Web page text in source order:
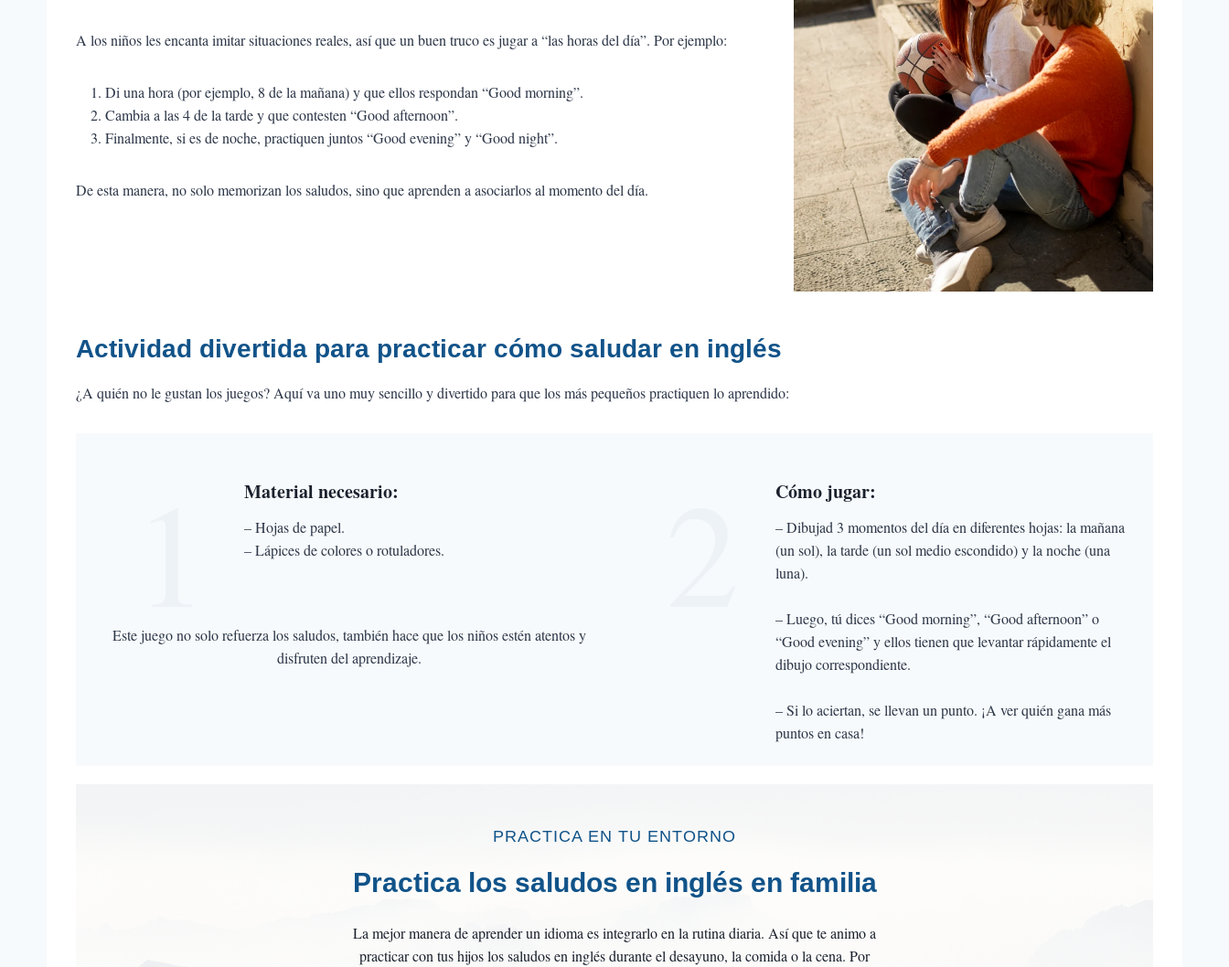
A los niños les encanta imitar situaciones reales, así que un buen truco es jugar a “las horas del día”. Por ejemplo:
Di una hora (por ejemplo, 8 de la mañana) y que ellos respondan “Good morning”.
Cambia a las 4 de la tarde y que contesten “Good afternoon”.
Finalmente, si es de noche, practiquen juntos “Good evening” y “Good night”.
De esta manera, no solo memorizan los saludos, sino que aprenden a asociarlos al momento del día.
Actividad divertida para practicar cómo saludar en inglés
¿A quién no le gustan los juegos? Aquí va uno muy sencillo y divertido para que los más pequeños practiquen lo aprendido:
Material necesario:
– Hojas de papel.
– Lápices de colores o rotuladores.
Este juego no solo refuerza los saludos, también hace que los niños estén atentos y
disfruten del aprendizaje.
Cómo jugar:
– Dibujad 3 momentos del día en diferentes hojas: la mañana
(un sol), la tarde (un sol medio escondido) y la noche (una
luna).
– Luego, tú dices “Good morning”, “Good afternoon” o
“Good evening” y ellos tienen que levantar rápidamente el
dibujo correspondiente.
– Si lo aciertan, se llevan un punto. ¡A ver quién gana más
puntos en casa!
PRACTICA EN TU ENTORNO
Practica los saludos en inglés en familia
La mejor manera de aprender un idioma es integrarlo en la rutina diaria. Así que te animo a
practicar con tus hijos los saludos en inglés durante el desayuno, la comida o la cena. Por